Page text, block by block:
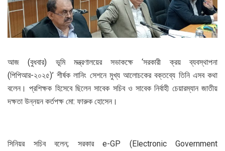
আজ (বুধবার) ভূমি মন্ত্রণালয়ের সভাকক্ষে ‘সরকারী ক্রয় ব্যবস্থাপনা
(পিপিআর-২০২৫)’ শীর্ষক লানিং সেশনে মুখ্য আলোচকের বক্তব্যে তিনি এসব কথা
বলেন। প্রশিক্ষক হিসেবে ছিলেন সাবেক সচিব ও সাবেক নির্বাহী চেয়ারম্যান জাতীয়
দক্ষতা উন্নয়ন কর্তপক্ষ মো: ফারুক হোসেন।
সিনিয়র সচিব বলেন; সরকার e-GP (Electronic Government